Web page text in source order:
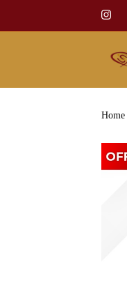
Home